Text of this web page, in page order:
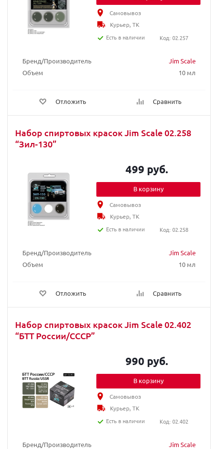
Бренд/Производитель
Jim Scale
Объем
10 мл
Отложить Сравнить
Самовывоз
Курьер, ТК
Есть в наличии
Код: 02.257
Набор спиртовых красок Jim Scale 02.258
“Зил-130”
Бренд/Производитель
Jim Scale
Объем
10 мл
Отложить Сравнить
499 руб.
В корзину
Самовывоз
Курьер, ТК
Есть в наличии
Код: 02.258
Набор спиртовых красок Jim Scale 02.402
“БТТ России/СССР”
Бренд/Производитель Jim Scale
990 руб.
В корзину
Самовывоз
Курьер, ТК
Есть в наличии
Код: 02.402